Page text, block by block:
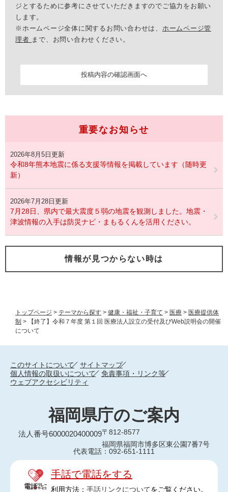
トップページ > テーマから探す > 健康・福祉・子育て > 医療 > 医療提供体
制 >
【終了】令和７年度 第１回 医療法人設立の受付及びWeb説明会の開催
について
ジとするために参考にさせていただきますのでご協力をお願い
します。
※ホームページ全体に関するお問い合わせは、 ホームページ管
理者 まで、お問い合わせください。
重要なお知らせ
2026年8月5日更新
令和8年熊本地震に係る支援等情報を掲載しています（随時更
新）
2026年7月28日更新
7月28日、県内で最大震度５弱の地震を観測しました。地震・
津波情報の入手は防災ナビ・まもるくんを活用ください。
情報が見つからない時は
このサイトについて
サイトマップ
個人情報の取扱いについて
免責事項・リンク等
ウェブアクセシビリティ
福岡県庁のご案内
法人番号6000020400009〒812-8577
福岡県福岡市博多区東公園7番7号
代表電話：092-651-1111
手話で電話をする
利用方法： 手話リンクについてをご覧ください。